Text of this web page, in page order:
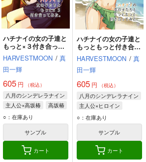
ハチナイの女の子達と
もっと×３付き合って
みた。
HARVESTMOON / 真
田一輝
605 円 （税込）
八月のシンデレラナイン
主人公×高坂椿
高坂椿
我妻天
河北智恵
○：在庫あり
サンプル
カート
ハチナイの女の子達と
もっともっと付き合っ
てみた。
HARVESTMOON / 真
田一輝
605円 （税込）
八月のシンデレラナイン
主人公×ヒロイン
近藤咲
新田美奈子
エレナ・スタルヒン
○：在庫あり
サンプル
カート